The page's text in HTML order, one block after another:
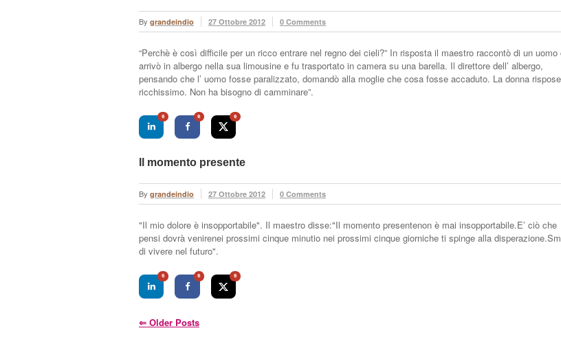
By grandeindio 27 Ottobre 2012 0 Comments
“Perchè è così difficile per un ricco entrare nel regno dei cieli?” In risposta il maestro raccontò di un uomo
arrivò in albergo nella sua limousine e fu trasportato in camera su una barella. Il direttore dell’ albergo,
pensando che l’ uomo fosse paralizzato, domandò alla moglie che cosa fosse accaduto. La donna
ricchissimo. Non ha bisogno di camminare”.
0 0 0
Il momento presente
By grandeindio 27 Ottobre 2012 0 Comments
"Il mio dolore è insopportabile". Il maestro disse:"Il momento presentenon è mai insopportabile.E’ ciò che
pensi dovrà venirenei prossimi cinque minutio nei prossimi cinque giorniche ti spinge alla
di vivere nel futuro".
0 0 0
⇐ Older Posts